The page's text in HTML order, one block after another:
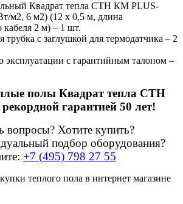
Квадрат тепла СТН КМ PLUS-
м2, 6 м2) (12 х 0,5 м, длина
кабеля 2 м) – 1 шт.
трубка с заглушкой для термодатчика – 2
эксплуатации с гарантийным талоном –
полы Квадрат тепла СТН
гарантией 50 лет!
вопросы? Хотите купить?
подбор оборудования?
+7 (495) 798 27 55